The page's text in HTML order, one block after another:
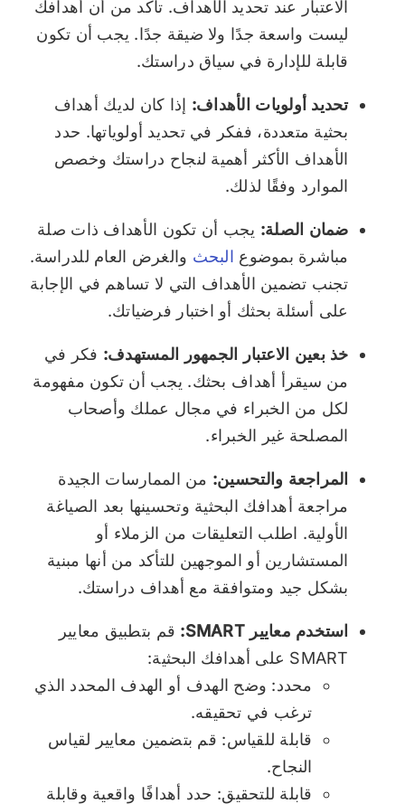
الاعتبار عند تحديد الأهداف. تأكد من أن أهدافك
ليست واسعة جدًا ولا ضيقة جدًا. يجب أن تكون
قابلة للإدارة في سياق دراستك.
تحديد أولويات الأهداف: إذا كان لديك أهداف
بحثية متعددة، ففكر في تحديد أولوياتها. حدد
الأهداف الأكثر أهمية لنجاح دراستك وخصص
الموارد وفقًا لذلك.
ضمان الصلة: يجب أن تكون الأهداف ذات صلة
مباشرة بموضوع البحث والغرض العام للدراسة.
تجنب تضمين الأهداف التي لا تساهم في الإجابة
على أسئلة بحثك أو اختبار فرضياتك.
خذ بعين الاعتبار الجمهور المستهدف: فكر في
من سيقرأ أهداف بحثك. يجب أن تكون مفهومة
لكل من الخبراء في مجال عملك وأصحاب
المصلحة غير الخبراء.
المراجعة والتحسين: من الممارسات الجيدة
مراجعة أهدافك البحثية وتحسينها بعد الصياغة
الأولية. اطلب التعليقات من الزملاء أو
المستشارين أو الموجهين للتأكد من أنها مبنية
بشكل جيد ومتوافقة مع أهداف دراستك.
استخدم معايير SMART:
قم بتطبيق معايير
SMART على أهدافك البحثية:
محدد: وضح الهدف أو الهدف المحدد الذي
ترغب في تحقيقه.
قابلة للقياس: قم بتضمين معايير لقياس
النجاح.
قابلة للتحقيق: حدد أهدافًا واقعية وقابلة